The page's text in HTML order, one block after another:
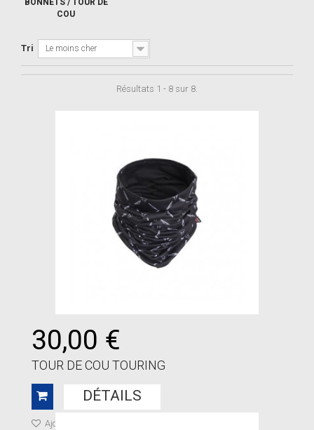
BONNETS / TOUR DE
COU
Tri Le moins cher
Résultats 1 - 8 sur 8.
30,00 €
TOUR DE COU TOURING
DÉTAILS
Ajouter à ma liste de cadeaux